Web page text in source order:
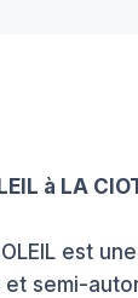
à LA
est
semi-